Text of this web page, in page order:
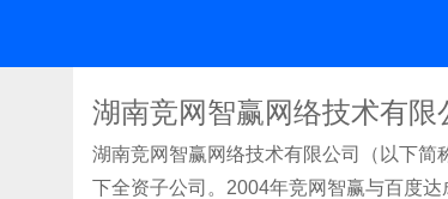
湖南竞网智赢网络技术有限
湖南竞网智赢网络技术有限公司（以下简
下全资子公司。2004年竞网智赢与百度